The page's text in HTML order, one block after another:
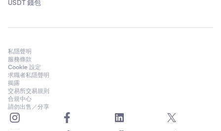
USDT 錢包
私隱聲明
服務條款
Cookie 設定
求職者私隱聲明
揭露
交易所交易規則
合規中心
請勿出售／分享